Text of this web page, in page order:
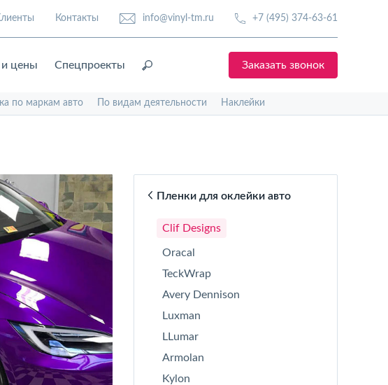
Контакты info@vinyl-tm.ru +7 (495) 374-63-61
и цены Спецпроекты Заказать звонок
по маркам авто По видам деятельности Наклейки
Пленки для оклейки авто
Clif Designs
Oracal
TeckWrap
Avery Dennison
Luxman
LLumar
Armolan
Kylon